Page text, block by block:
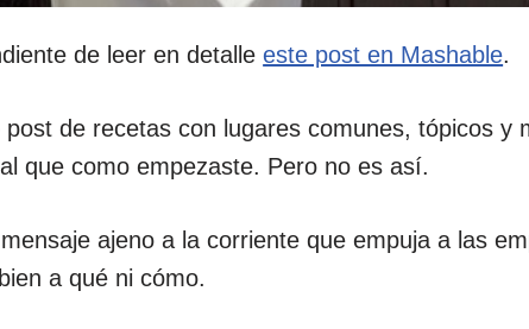
de leer en detalleeste post en Mashable.
de recetas con lugares comunes, tópicos y
que como empezaste. Pero no es así.
ajeno a la corriente que empuja a las
a qué ni cómo.